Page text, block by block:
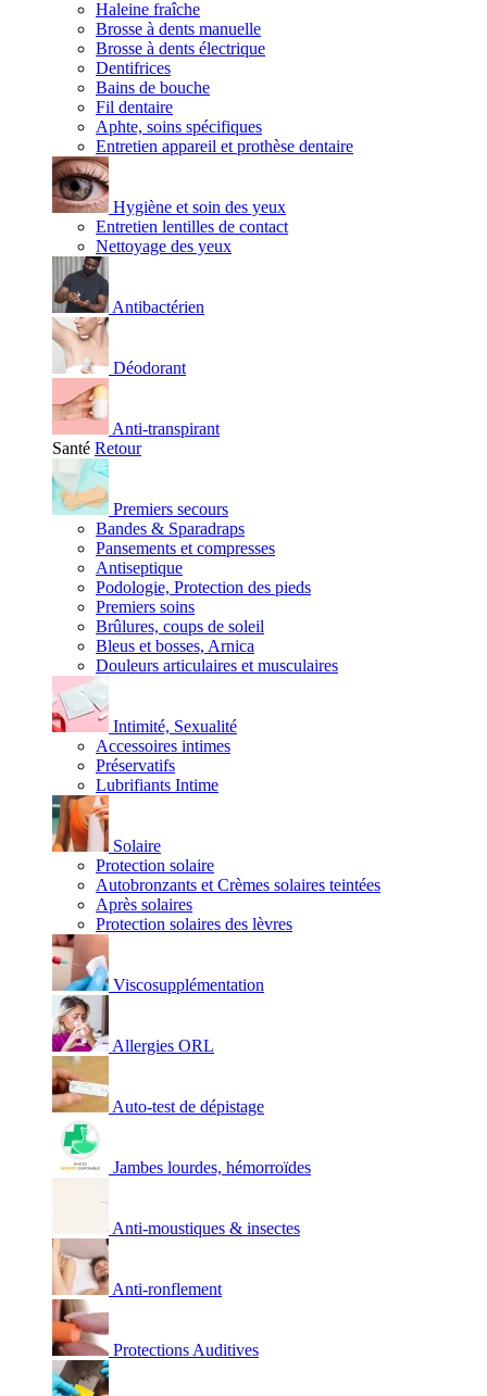
Haleine fraîche
Brosse à dents manuelle
Brosse à dents électrique
Dentifrices
Bains de bouche
Fil dentaire
Aphte, soins spécifiques
Entretien appareil et prothèse dentaire
Hygiène et soin des yeux
Entretien lentilles de contact
Nettoyage des yeux
Antibactérien
Déodorant
Anti-transpirant
Santé Retour
Premiers secours
Bandes & Sparadraps
Pansements et compresses
Antiseptique
Podologie, Protection des pieds
Premiers soins
Brûlures, coups de soleil
Bleus et bosses, Arnica
Douleurs articulaires et musculaires
Intimité, Sexualité
Accessoires intimes
Préservatifs
Lubrifiants Intime
Solaire
Protection solaire
Autobronzants et Crèmes solaires teintées
Après solaires
Protection solaires des lèvres
Viscosupplémentation
Allergies ORL
Auto-test de dépistage
Jambes lourdes, hémorroïdes
Anti-moustiques & insectes
Anti-ronflement
Protections Auditives